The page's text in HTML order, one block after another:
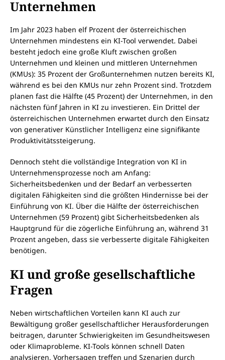
Unternehmen
Im Jahr 2023 haben elf Prozent der österreichischen
Unternehmen mindestens ein KI-Tool verwendet. Dabei
besteht jedoch eine große Kluft zwischen großen
Unternehmen und kleinen und mittleren Unternehmen
(KMUs): 35 Prozent der Großunternehmen nutzen bereits KI,
während es bei den KMUs nur zehn Prozent sind. Trotzdem
planen fast die Hälfte (45 Prozent) der Unternehmen, in den
nächsten fünf Jahren in KI zu investieren. Ein Drittel der
österreichischen Unternehmen erwartet durch den Einsatz
von generativer Künstlicher Intelligenz eine signifikante
Produktivitätssteigerung.
Dennoch steht die vollständige Integration von KI in
Unternehmensprozesse noch am Anfang:
Sicherheitsbedenken und der Bedarf an verbesserten
digitalen Fähigkeiten sind die größten Hindernisse bei der
Einführung von KI. Über die Hälfte der österreichischen
Unternehmen (59 Prozent) gibt Sicherheitsbedenken als
Hauptgrund für die zögerliche Einführung an, während 31
Prozent angeben, dass sie verbesserte digitale Fähigkeiten
benötigen.
KI und große gesellschaftliche
Fragen
Neben wirtschaftlichen Vorteilen kann KI auch zur
Bewältigung großer gesellschaftlicher Herausforderungen
beitragen, darunter Schwierigkeiten im Gesundheitswesen
oder Klimaprobleme. KI-Tools können schnell Daten
analysieren, Vorhersagen treffen und Szenarien durch